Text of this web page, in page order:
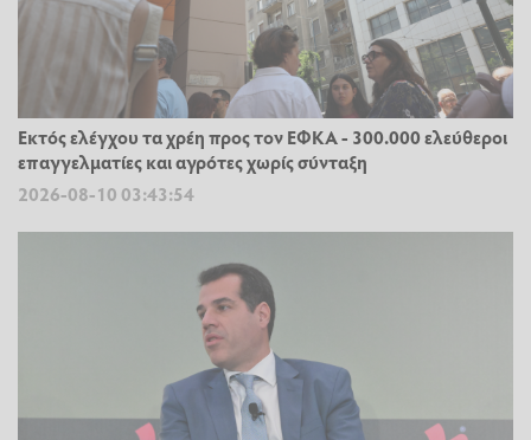
Εκτός ελέγχου τα χρέη προς τον ΕΦΚΑ - 300.000 ελεύθεροι
επαγγελματίες και αγρότες χωρίς σύνταξη
2026-08-10 03:43:54